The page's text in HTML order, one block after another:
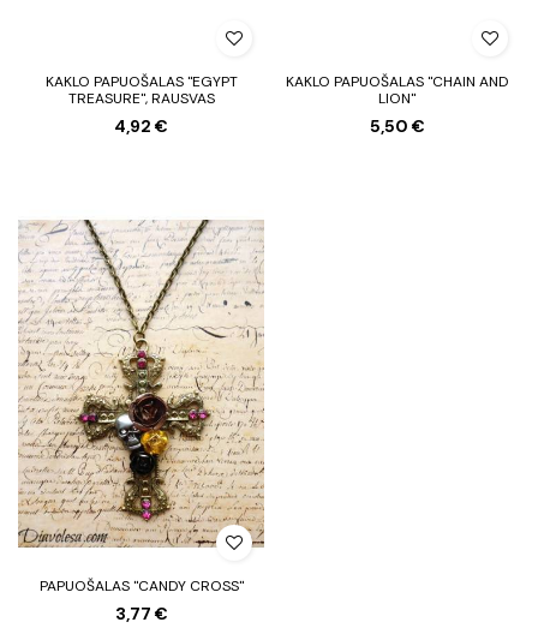
KAKLO PAPUOŠALAS "EGYPT
TREASURE", RAUSVAS
4,92 €
KAKLO PAPUOŠALAS "CHAIN AND
LION"
5,50 €
PAPUOŠALAS "CANDY CROSS"
3,77 €